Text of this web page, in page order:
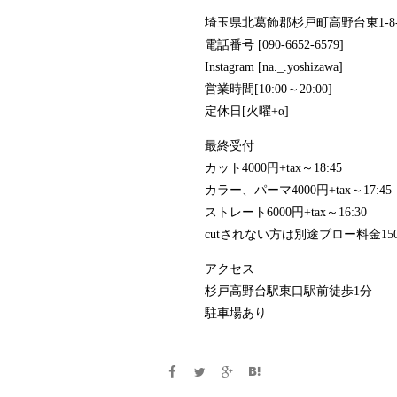
埼玉県北葛飾郡杉戸町高野台東1-
電話番号 [090-6652-6579]
Instagram [na._.yoshizawa]
営業時間[10:00～20:00]
定休日[火曜+α]
最終受付
カット4000円+tax～18:45
カラー、パーマ4000円+tax～17:45
ストレート6000円+tax～16:30
cutされない方は別途ブロー料金
アクセス
杉戸高野台駅東口駅前徒歩1分
駐車場あり